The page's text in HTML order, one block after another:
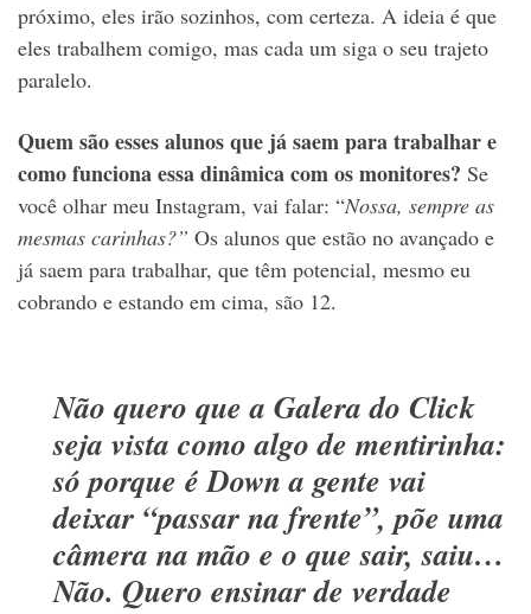
próximo, eles irão sozinhos, com certeza. A ideia é que
eles trabalhem comigo, mas cada um siga o seu trajeto
paralelo.
Quem são esses alunos que já saem para trabalhar e
como funciona essa dinâmica com os monitores? Se
você olhar meu Instagram, vai falar: “Nossa, sempre as
mesmas carinhas?” Os alunos que estão no avançado e
já saem para trabalhar, que têm potencial, mesmo eu
cobrando e estando em cima, são 12.
Não quero que a Galera do Click
seja vista como algo de mentirinha:
só porque é Down a gente vai
deixar “passar na frente”, põe uma
câmera na mão e o que sair, saiu…
Não. Quero ensinar de verdade